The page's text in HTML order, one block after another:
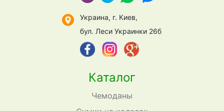
Каталог
Чемоданы
Украина, г. Киев,
бул. Леси Украинки 26б